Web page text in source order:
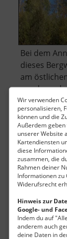
Wir verwenden
personalisieren,
können und die
Außerdem
unserer Website
Kartendiensten
diese
zusammen, die
Rahmen deiner
Informationen zu
Widerufsrecht
Hinweis zur
Google- und
Indem du auf
anderem auch
deine Daten in
Bei dem
dieses
am
wurde nach
Nach und
anderen
schließlich
»
Alter
aktuell vom 13.04.2026 /
14 km vom